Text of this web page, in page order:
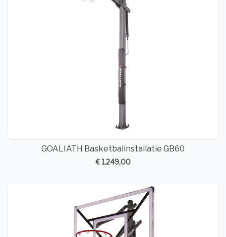
GOALIATH Basketbalinstallatie GB60
€ 1.249,00